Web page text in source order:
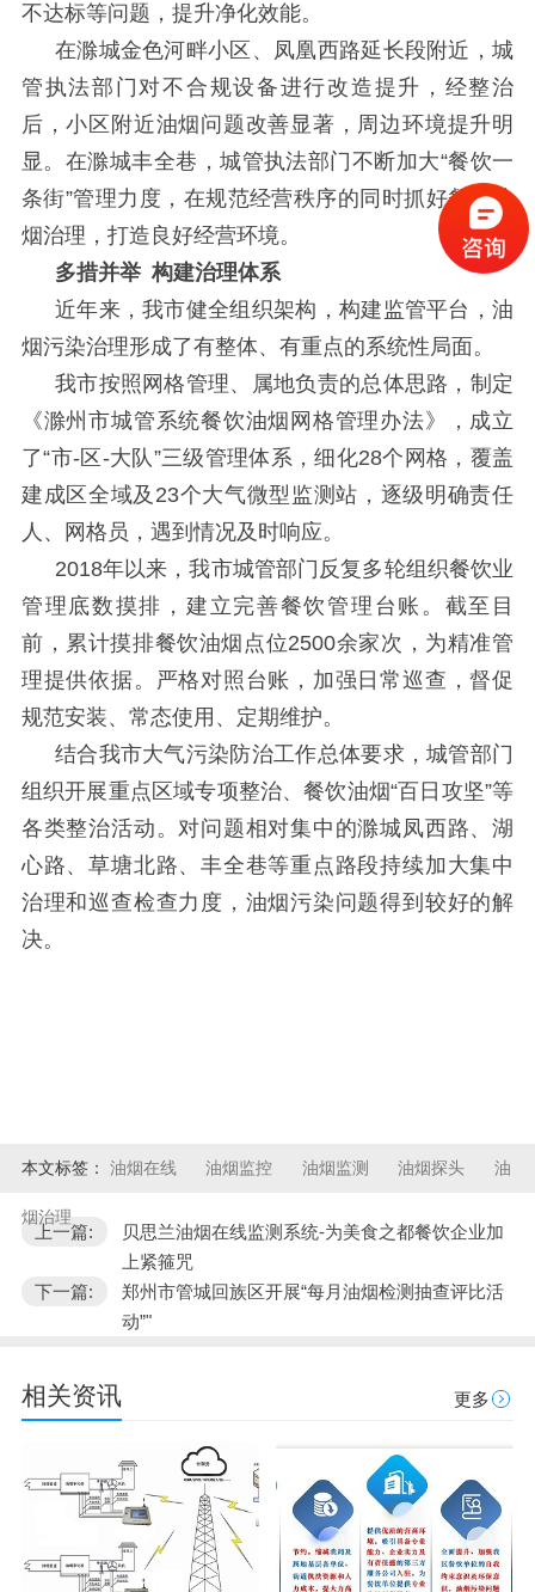
不达标等问题，提升净化效能。
在滁城金色河畔小区 、 凤凰西路延长段附近，城
管执法部门对不合规设备进行改造提升，经整治
后，小区附近油烟问题改善显著，周边环境提升明
显。在滁城丰全巷，城管执法部门不断加大“餐饮一
条街”管理力度，在规范经营秩序的同时抓好餐饮油
烟治理，打造良好经营环境。
多措并举构建治理体系
近年来，我市健全组织架构，构建监管平台，油
烟污染治理形成了有整体、有重点的系统性局面。
我市按照网格管理、属地负责的总体思路，制定
《滁州市城管系统餐饮油烟网格管理办法》，成立
了“市-区-大队”三级管理体系，细化28个网格，覆盖
建成区全域及23个大气微型监测站，逐级明确责任
人、网格员，遇到情况及时响应。
2018年以来，我市城管部门反复多轮组织餐饮业
管理底数摸排，建立完善餐饮管理台账。截至目
前，累计摸排餐饮油烟点位2500余家次，为精准管
理提供依据。严格对照台账，加强日常巡查，督促
规范安装、常态使用、定期维护。
结合我市大气污染防治工作总体要求，城管部门
组织开展重点区域专项整治、餐饮油烟“百日攻坚”等
各类整治活动。对问题相对集中的滁城凤西路、湖
心路、草塘北路、丰全巷等重点路段持续加大集中
治理和巡查检查力度，油烟污染问题得到较好的解
决。
本文标签： 油烟在线 油烟监控 油烟监测 油烟探头 油
烟治理
上一篇:
贝思兰油烟在线监测系统-为美食之都餐饮企业加
上紧箍咒
下一篇:
郑州市管城回族区开展“每月油烟检测抽查评比活
动”"
相关资讯 更多